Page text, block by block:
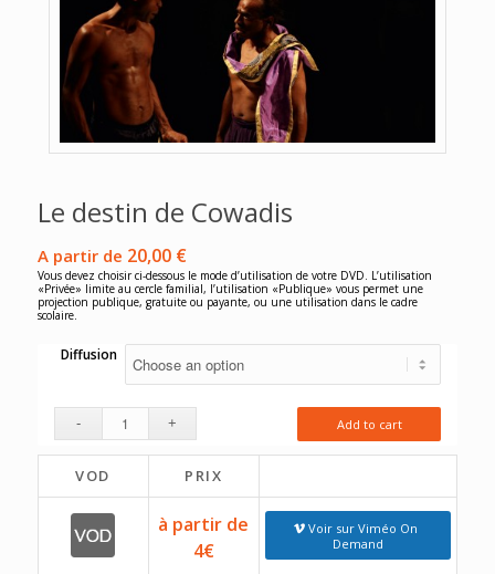
Le destin de Cowadis
A partir de 20,00 €
Vous devez choisir ci-dessous le mode d’utilisation de votre DVD. L’utilisation
«Privée» limite au cercle familial, l’utilisation «Publique» vous permet une
projection publique, gratuite ou payante, ou une utilisation dans le cadre
scolaire.
Diffusion
Add to cart
VOD PRIX
à partir de
4€
Voir sur Viméo On
Demand